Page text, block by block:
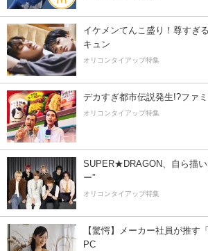
イケメンてんこ盛り！尊すぎ
キュン
オリコンタイアップ特集
デカすぎ都市伝説発生!?ファ
オリコンタイアップ特集
SUPER★DRAGON、自ら描い
ー”
オリコンタイアップ特集
【驚愕】メーカー社員が推す
PC